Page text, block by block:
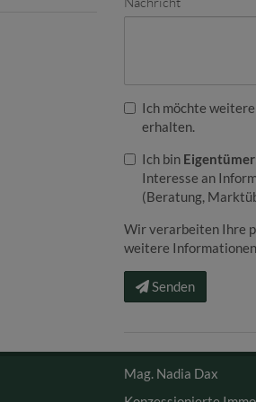
Ich möchte
erhalten.
Ich bin
Interesse an
(Beratung,
Wir verarbeiten Ihre
weitere
Senden
Mag. Nadia Dax